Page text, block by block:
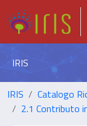
IRIS
IRIS Catalogo
2.1 Contributo